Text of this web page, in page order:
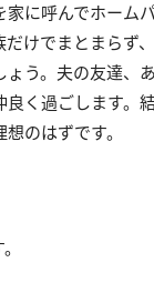
に呼んでホーム
だけでまとまらず
う。夫の友達、
良く過ごします。
のはずです。